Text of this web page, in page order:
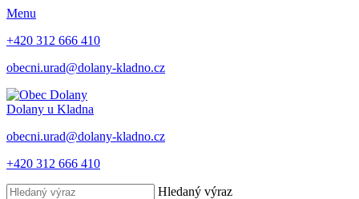
Menu
+420 312 666 410
obecni.urad@dolany-kladno.cz
Dolany u Kladna
obecni.urad@dolany-kladno.cz
+420 312 666 410
Hledaný výraz